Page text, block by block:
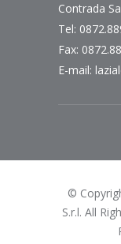
Contrada
Tel:
Fax:
E-mail:
©
S.r.l. All